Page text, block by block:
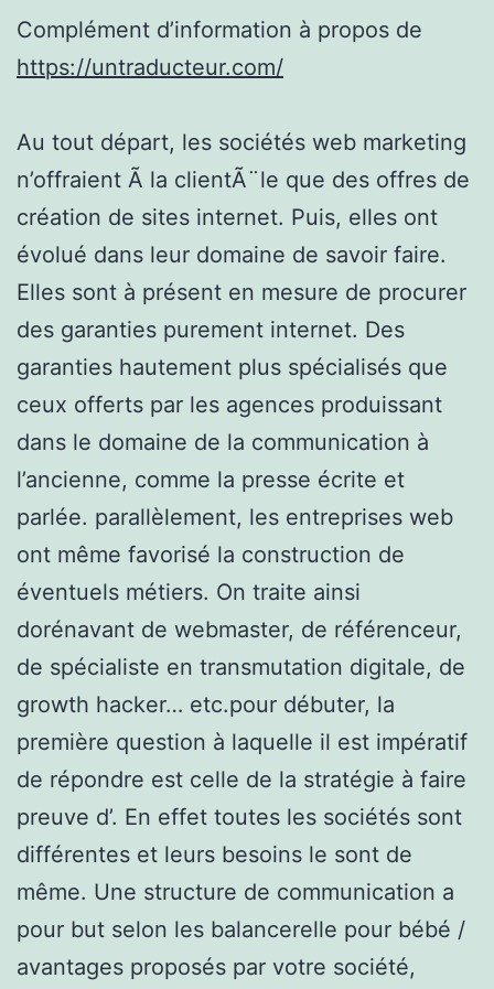
Complément d’information à propos de
https://untraducteur.com/
Au tout départ, les sociétés web marketing
n’offraient Ã la clientÃ¨le que des offres de
création de sites internet. Puis, elles ont
évolué dans leur domaine de savoir faire.
Elles sont à présent en mesure de procurer
des garanties purement internet. Des
garanties hautement plus spécialisés que
ceux offerts par les agences produissant
dans le domaine de la communication à
l’ancienne, comme la presse écrite et
parlée. parallèlement, les entreprises web
ont même favorisé la construction de
éventuels métiers. On traite ainsi
dorénavant de webmaster, de référenceur,
de spécialiste en transmutation digitale, de
growth hacker… etc.pour débuter, la
première question à laquelle il est impératif
de répondre est celle de la stratégie à faire
preuve d’. En effet toutes les sociétés sont
différentes et leurs besoins le sont de
même. Une structure de communication a
pour but selon les balancerelle pour bébé /
avantages proposés par votre société,